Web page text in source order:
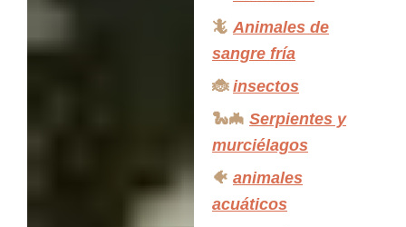
🦎 Animales de
sangre fría
🐞 insectos
🐍🦇 Serpientes y
murciélagos
🐠 animales
acuáticos